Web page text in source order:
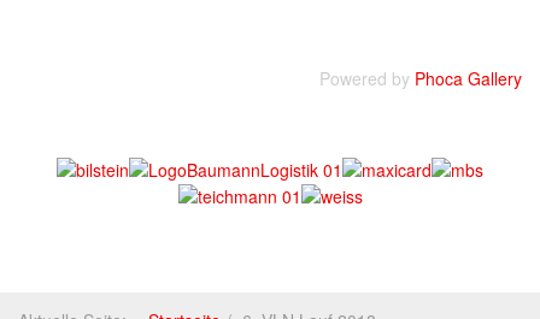
Powered by Phoca Gallery